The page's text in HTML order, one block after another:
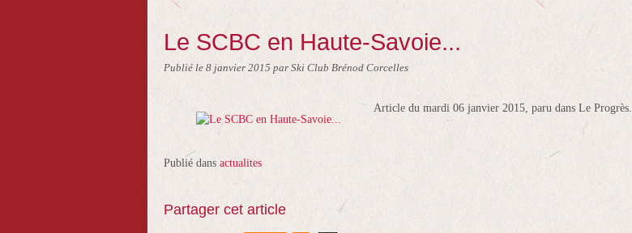
Le SCBC en Haute-Savoie...
Publié le 8 janvier 2015 par Ski Club Brénod Corcelles
Article du mardi 06 janvier 2015, paru dans Le Progrès.
Publié dans actualites
Partager cet article